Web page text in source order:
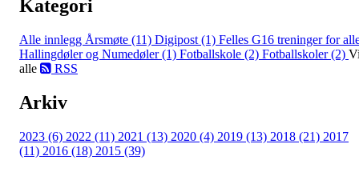
Kategori
Alle innlegg Årsmøte (11) Digipost (1) Felles G16 treninger for
Hallingdøler og Numedøler (1) Fotballskole (2) Fotballskoler (2)
alle
RSS
Arkiv
2023 (6) 2022 (11) 2021 (13) 2020 (4) 2019 (13) 2018 (21) 2017
(11) 2016 (18) 2015 (39)